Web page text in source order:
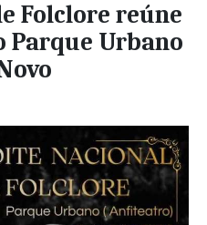
Folclore reúne
Parque Urbano